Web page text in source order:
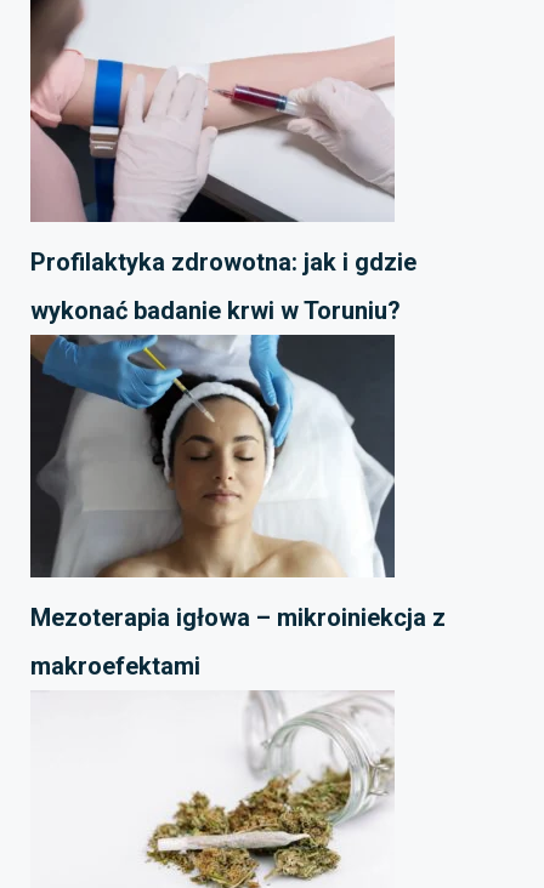
Profilaktyka zdrowotna: jak i gdzie
wykonać badanie krwi w Toruniu?
Mezoterapia igłowa – mikroiniekcja z
makroefektami